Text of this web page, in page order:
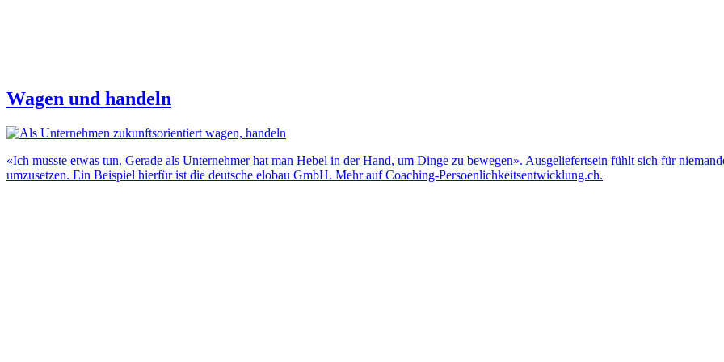
Wagen und handeln
«Ich musste etwas tun. Gerade als Unternehmer hat man Hebel in der Hand, um Dinge zu bewegen». Ausgeliefertsein fühlt sich für
umzusetzen. Ein Beispiel hierfür ist die deutsche elobau GmbH. Mehr auf Coaching-Persoenlichkeitsentwicklung.ch.